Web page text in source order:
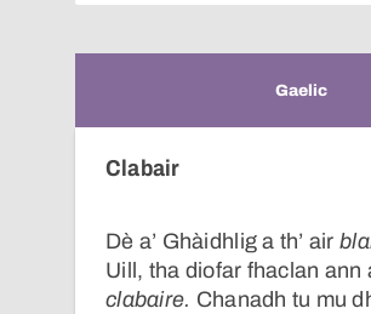
Gaelic
Clabair
Dè a’ Ghàidhlig a th’ air
Uill, tha diofar fhaclan ann
clabaire. Chanadh tu mu